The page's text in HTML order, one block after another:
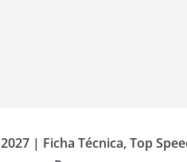
| Ficha Técnica, Top